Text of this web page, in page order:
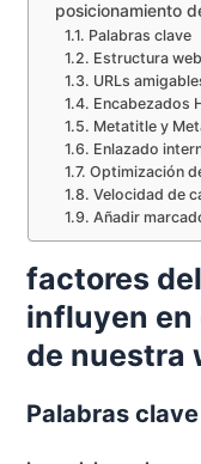
posicionamiento
Palabras clave
Estructura web
URLs
Encabezados
Metatitle y
Enlazado
Optimización
Velocidad de
Añadir
factores
influyen en
de nuestra
Palabras clave